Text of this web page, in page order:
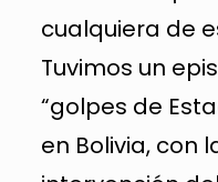
cualquiera de
Tuvimos un
“golpes de
en Bolivia, con